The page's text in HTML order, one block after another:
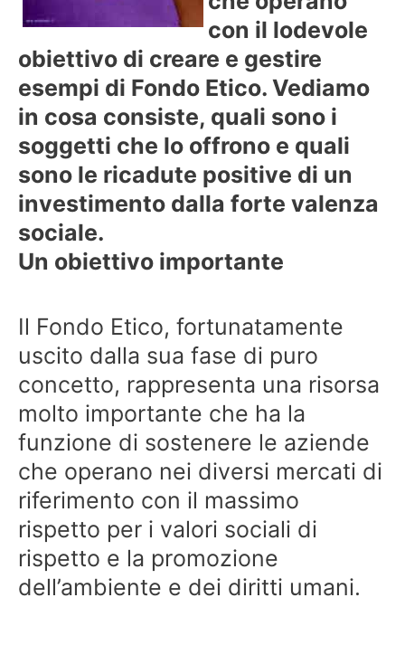
con il lodevole
obiettivo di creare e gestire
esempi di Fondo Etico. Vediamo
in cosa consiste, quali sono i
soggetti che lo offrono e quali
sono le ricadute positive di un
investimento dalla forte valenza
sociale.
Un obiettivo importante
Il Fondo Etico, fortunatamente
uscito dalla sua fase di puro
concetto, rappresenta una risorsa
molto importante che ha la
funzione di sostenere le aziende
che operano nei diversi mercati di
riferimento con il massimo
rispetto per i valori sociali di
rispetto e la promozione
dell’ambiente e dei diritti umani.